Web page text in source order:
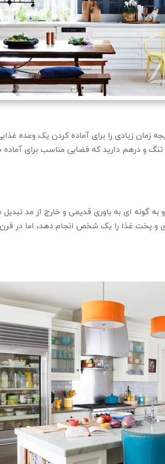
زمان زیادی را برای آماده کردن یک وعده
تنگ و درهم دارید که فضایی مناسب برای
گونه ای به باوری قدیمی و خارج از مد تبدیل
و پخت غذا را یک شخص انجام دهد، اما در